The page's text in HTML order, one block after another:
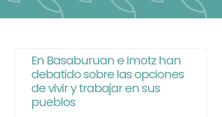
El Centro
La Comunidad
Áreas de Trabajo
En Basaburuan e Imotz han
debatido sobre las opciones
de vivir y trabajar en sus
pueblos